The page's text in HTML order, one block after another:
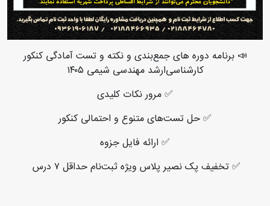
📣 برنامه دوره های جمع‌بندی و نکته و تست آمادگی کنکور
کارشناسی‌ارشد مهندسی شیمی ۱۴۰۵
✅ مرور نکات کلیدی
✅ حل تست‌های متنوع و احتمالی کنکور
✅ ارائه فایل جزوه
✅ تخفیف پک نصیر پلاس ویژه ثبت‌نام حداقل ۷ درس